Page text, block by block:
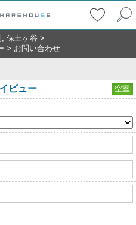
保土ヶ谷 >
> お問い合わせ
ビュー 空室